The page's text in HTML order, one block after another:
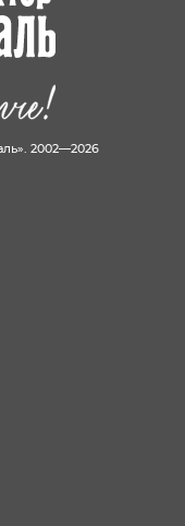
2002—2026